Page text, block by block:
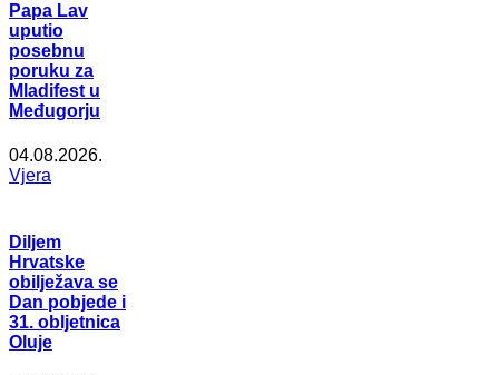
Papa Lav
uputio
posebnu
poruku za
Mladifest u
Međugorju
04.08.2026.
Vjera
Diljem
Hrvatske
obilježava se
Dan pobjede i
31. obljetnica
Oluje